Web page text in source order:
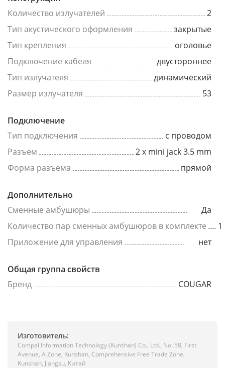
Количество излучателей
2
Тип акустического оформления
закрытые
Тип крепления
оголовье
Подключение кабеля
двустороннее
Тип излучателя
динамический
Размер излучателя
53
Подключение
Тип подключения
с проводом
Разъем
2 x mini jack 3.5 mm
Форма разъема
прямой
Дополнительно
Сменные амбушюры
Да
Количество пар сменных амбушюров в комплекте
1
Приложение для управления
нет
Общая группа свойств
Бренд
COUGAR
Изготовитель:
Compal Information Technology (Kunshan) Co., Ltd., No. 58, First
Avenue, A Zone, Kunshan, Comprehensive Free Trade Zone,
Kunshan, Jiangsu, Китай